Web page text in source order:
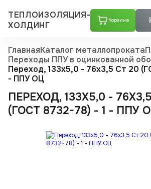
ТЕПЛОИЗОЛЯЦИЯ-
ХОЛДИНГ
Корзина
ГлавнаяКаталог металлопроката
Переходы ППУ в оцинкованной
Переход, 133х5,0 - 76x3,5 Ст 20
- ППУ ОЦ
ПЕРЕХОД, 133Х5,0 -
(ГОСТ 8732-78) - 1 - ППУ